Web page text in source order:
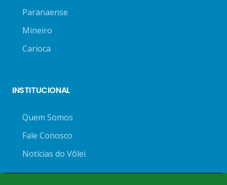
Paranaense
Mineiro
Carioca
INSTITUCIONAL
Quem Somos
Fale Conosco
Notícias do Vôlei